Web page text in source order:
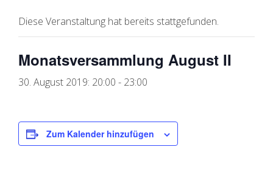
Diese Veranstaltung hat bereits stattgefunden.
Monatsversammlung August II
30. August 2019: 20:00 - 23:00
Zum Kalender hinzufügen